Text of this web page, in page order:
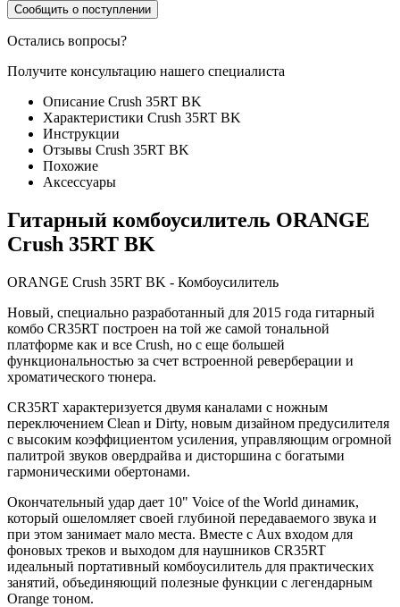
Сообщить о поступлении
Остались вопросы?
Получите консультацию нашего специалиста
Описание Crush 35RT BK
Характеристики Crush 35RT BK
Инструкции
Отзывы Crush 35RT BK
Похожие
Аксессуары
Гитарный комбоусилитель ORANGE
Crush 35RT BK
ORANGE Crush 35RT BK - Комбоусилитель
Новый, специально разработанный для 2015 года гитарный
комбо CR35RT построен на той же самой тональной
платформе как и все Crush, но с еще большей
функциональностью за счет встроенной реверберации и
хроматического тюнера.
CR35RT характеризуется двумя каналами с ножным
переключением Clean и Dirty, новым дизайном предусилителя
с высоким коэффициентом усиления, управляющим огромной
палитрой звуков овердрайва и дисторшина с богатыми
гармоническими обертонами.
Окончательный удар дает 10" Voice of the World динамик,
который ошеломляет своей глубиной передаваемого звука и
при этом занимает мало места. Вместе с Aux входом для
фоновых треков и выходом для наушников CR35RT
идеальный портативный комбоусилитель для практических
занятий, объединяющий полезные функции с легендарным
Orange тоном.